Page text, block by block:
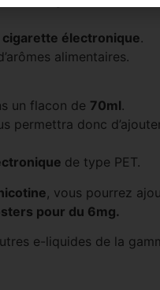
cigarette électronique.
alimentaires.
un flacon de 70ml.
permettra donc
de type PET.
, vous pourrez
pour du 6mg.
e-liquides de la